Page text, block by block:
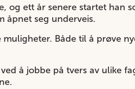
og ett år senere startet han
åpnet seg underveis.
Både til å prøve
å jobbe på tvers av ulike